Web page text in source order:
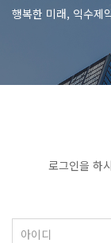
행복한 미래, 익수제
로그인을 하